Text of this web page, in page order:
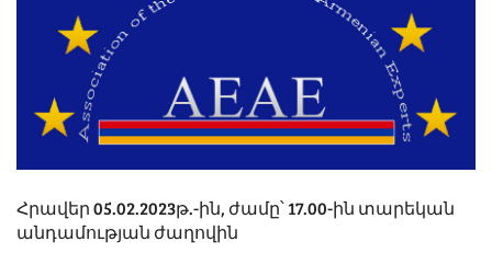
Հրավեր 05.02.2023թ.-ին, ժամը՝ 17.00-ին տարեկան
անդամության ժաղովին